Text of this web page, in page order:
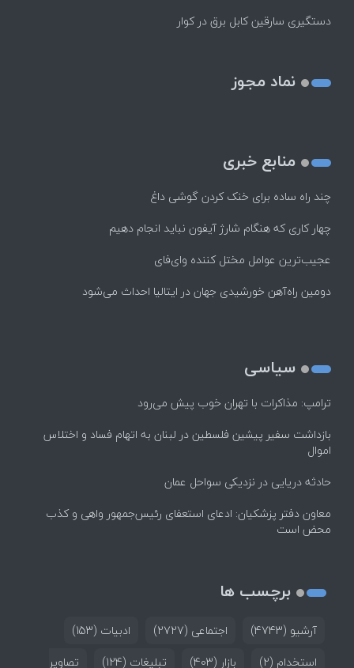
دستگیری سارقین کابل برق در کوار
نماد مجوز
منابع خبری
چند راه‌ ساده برای خنک کردن گوشی داغ
چهار کاری که هنگام شارژ آیفون نباید انجام دهیم
عجیب‌ترین عوامل مختل کننده وای‌فای
دومین راه‌آهن خورشیدی جهان در ایتالیا احداث می‌شود
سیاسی
ترامپ: مذاکرات با تهران خوب پیش می‌رود
بازداشت سفیر پیشین فلسطین در لبنان به اتهام فساد و اختلاس
اموال
حادثه دریایی در نزدیکی سواحل عمان
معاون دفتر پزشکیان: ادعای استعفای رئیس‌جمهور واهی و کذب
محض است
برچسب ها
آرشیو (4743) اجتماعی (2727) ادبیات (153)
استخدام (2) بازار (403) تبلیغات (124) تصاویر